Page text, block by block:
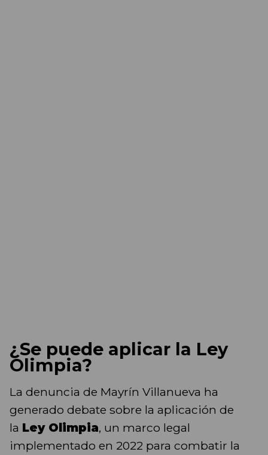
¿Se puede aplicar la Ley
Olimpia?
La denuncia de Mayrín Villanueva ha
generado debate sobre la aplicación de
la Ley Olimpia, un marco legal
implementado en 2022 para combatir la